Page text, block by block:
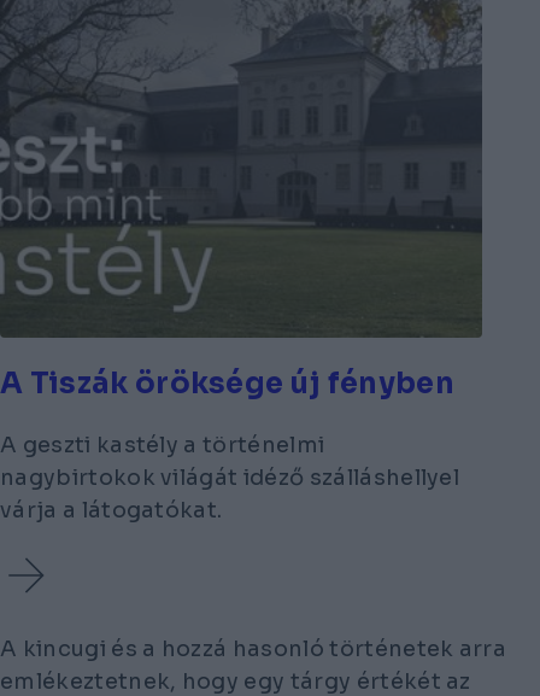
A Tiszák öröksége új fényben
A geszti kastély a történelmi
nagybirtokok világát idéző szálláshellyel
várja a látogatókat.
A kincugi és a hozzá hasonló történetek arra
emlékeztetnek, hogy egy tárgy értékét az